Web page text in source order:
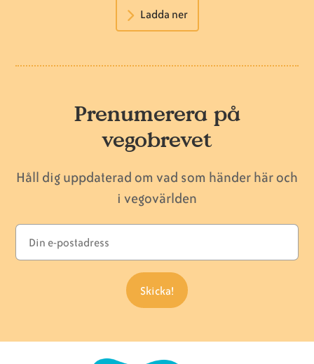
Ladda ner
Prenumerera på
vegobrevet
Håll dig uppdaterad om vad som händer här och
i vegovärlden